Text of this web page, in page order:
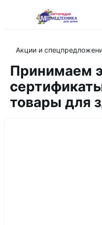
Акции и
Принимаем
товары для